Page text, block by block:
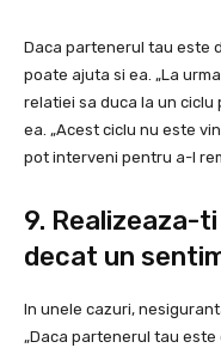
Daca partenerul tau este
poate ajuta si ea. „La
relatiei sa duca la un
ea. „Acest ciclu nu este
pot interveni pentru a-l
9. Realizeaza-
decat un
In unele cazuri,
„Daca partenerul tau